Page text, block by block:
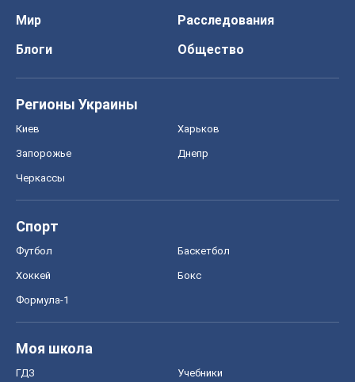
Мир
Расследования
Блоги
Общество
Регионы Украины
Киев Харьков
Запорожье Днепр
Черкассы
Спорт
Футбол Баскетбол
Хоккей Бокс
Формула-1
Моя школа
ГДЗ Учебники